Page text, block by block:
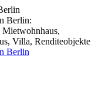
Berlin:
Villa, Renditeobjekte